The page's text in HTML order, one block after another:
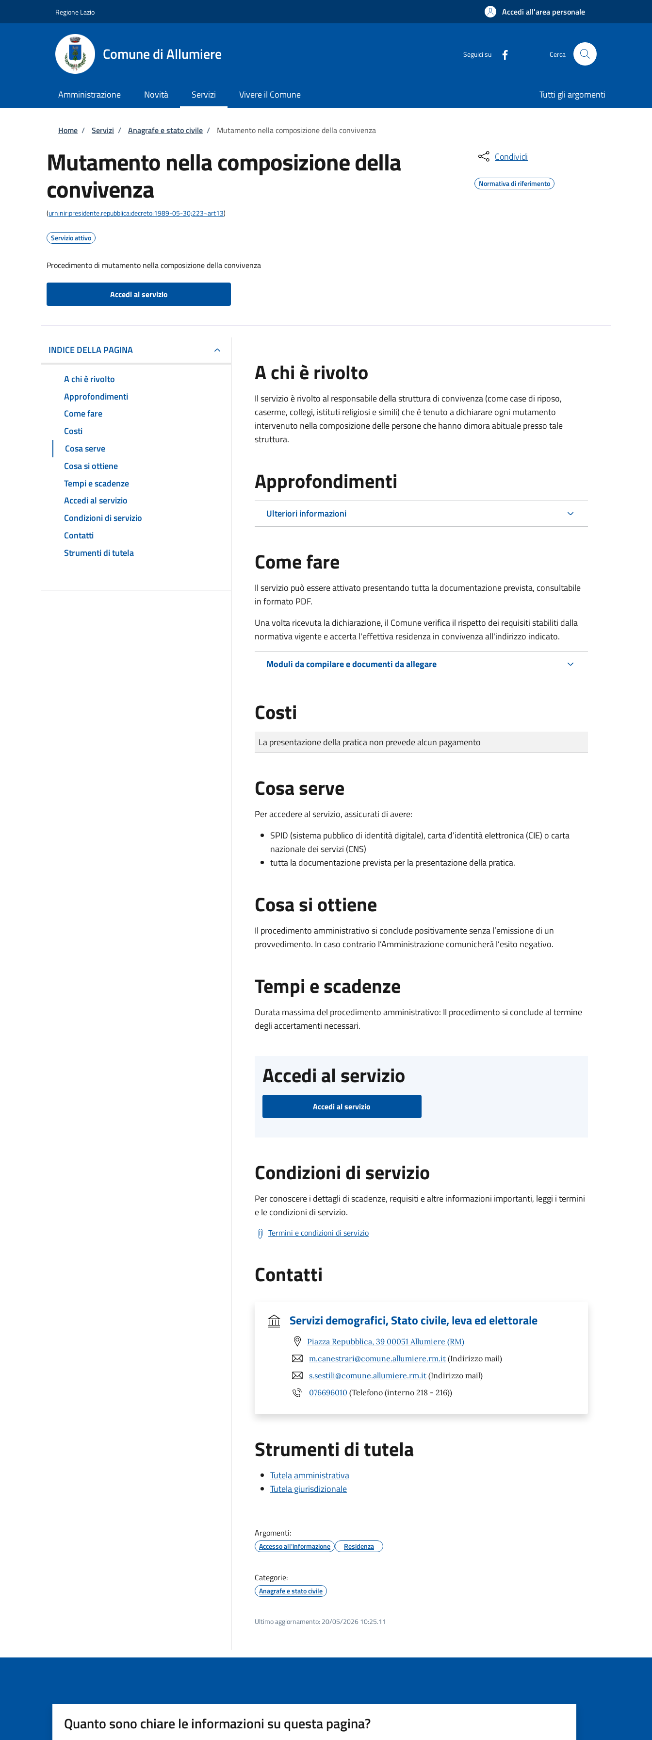
Regione Lazio Accedi all'area personale
Comune di Allumiere Seguici su Cerca
Amministrazione Novità Servizi Vivere il Comune Tutti gli argomenti
Briciole di pane
Home / Servizi / Anagrafe e stato civile / Mutamento nella composizione della convivenza
Mutamento nella composizione della
convivenza
(urn:nir:presidente.repubblica:decreto:1989-05-30;223~art13)
Servizio attivo
Procedimento di mutamento nella composizione della convivenza
Accedi al servizio
Condividi
Normativa di riferimento
INDICE DELLA PAGINA
A chi è rivolto
Approfondimenti
Come fare
Costi
Cosa serve
Cosa si ottiene
Tempi e scadenze
Accedi al servizio
Condizioni di servizio
Contatti
Strumenti di tutela
A chi è rivolto
Il servizio è rivolto al responsabile della struttura di convivenza (come case di riposo,
caserme, collegi, istituti religiosi e simili) che è tenuto a dichiarare ogni mutamento
intervenuto nella composizione delle persone che hanno dimora abituale presso tale
struttura.
Approfondimenti
Ulteriori informazioni
Come fare
Il servizio può essere attivato presentando tutta la documentazione prevista, consultabile
in formato PDF.
Una volta ricevuta la dichiarazione, il Comune verifica il rispetto dei requisiti stabiliti dalla
normativa vigente e accerta l'effettiva residenza in convivenza all'indirizzo indicato.
Moduli da compilare e documenti da allegare
Costi
Tipo di pagamento
Importo
La presentazione della pratica non prevede alcun pagamento
Cosa serve
Per accedere al servizio, assicurati di avere:
SPID (sistema pubblico di identità digitale), carta d’identità elettronica (CIE) o carta
nazionale dei servizi (CNS)
tutta la documentazione prevista per la presentazione della pratica.
Cosa si ottiene
Il procedimento amministrativo si conclude positivamente senza l’emissione di un
provvedimento. In caso contrario l’Amministrazione comunicherà l’esito negativo.
Tempi e scadenze
Durata massima del procedimento amministrativo: Il procedimento si conclude al termine
degli accertamenti necessari.
Accedi al servizio
Accedi al servizio
Condizioni di servizio
Per conoscere i dettagli di scadenze, requisiti e altre informazioni importanti, leggi i termini
e le condizioni di servizio.
Termini e condizioni di servizio
Contatti
Servizi demografici, Stato civile, leva ed elettorale
Piazza Repubblica, 39 00051 Allumiere (RM)
m.canestrari@comune.allumiere.rm.it (Indirizzo mail)
s.sestili@comune.allumiere.rm.it (Indirizzo mail)
076696010 (Telefono (interno 218 - 216))
Strumenti di tutela
Tutela amministrativa
Tutela giurisdizionale
Argomenti:
Accesso all'informazione Residenza
Categorie:
Anagrafe e stato civile
Ultimo aggiornamento: 20/05/2026 10:25.11
Quanto sono chiare le informazioni su questa pagina?